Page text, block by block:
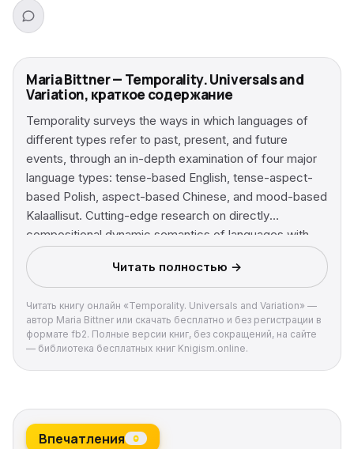
Maria Bittner — Temporality. Universals and
Variation, краткое содержание
Temporality surveys the ways in which languages of
different types refer to past, present, and future
events, through an in-depth examination of four major
language types: tense-based English, tense-aspect-
based Polish, aspect-based Chinese, and mood-based
Kalaallisut. Cutting-edge research on directly
compositional dynamic semantics of languages with
and without grammatical tense New in-depth analysis
of temporal, aspectual, modal, as well as nominal
discourse reference Presents a novel logical language
for representing linguistic meaning (Update with
Centering) Develops a unified theory of tense, aspect,
mood, and person as different types of ‘grammatical
centering systems’
Читать полностью →
Читать книгу онлайн «Temporality. Universals and Variation» —
автор Maria Bittner или скачать бесплатно и без регистрации в
формате fb2. Полные версии книг, без сокращений, на сайте
— библиотека бесплатных книг Knigism.online.
Впечатления 0